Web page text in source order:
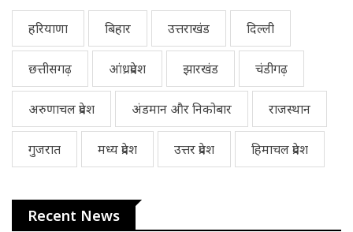
हरियाणा बिहार उत्तराखंड दिल्ली
छत्तीसगढ़ आंध्रप्रदेश झारखंड चंडीगढ़
अरुणाचल प्रदेश अंडमान और निकोबार राजस्थान
गुजरात मध्य प्रदेश उत्तर प्रदेश हिमाचल प्रदेश
Recent News